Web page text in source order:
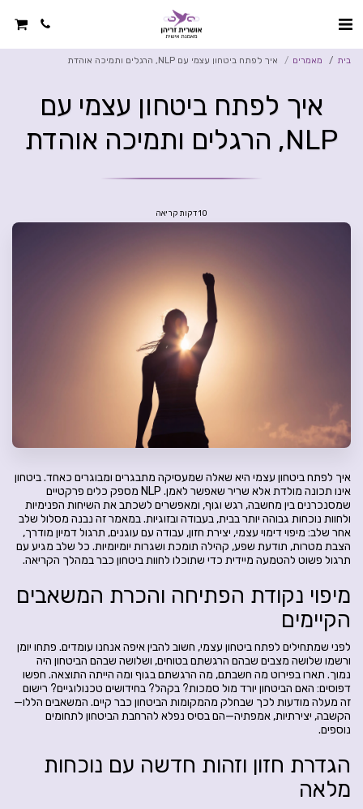
בית מאמרים איך לפתח ביטחון עצמי עם NLP, הרגלים ותמיכה אוהדת
איך לפתח ביטחון עצמי עם
NLP, הרגלים ותמיכה אוהדת
10 דקות קריאה
איך לפתח ביטחון עצמי היא שאלה שמעסיקה מתבגרים ומבוגרים כאחד. ביטחון
אינו תכונה מולדת אלא שריר שאפשר לאמן. NLP מספק כלים פרקטיים
שמסנכרנים בין מחשבה, רגש וגוף, ומאפשרים לשכתב את השיחות הפנימיות
ולחוות נוכחות גבוהה יותר בבית, בעבודה ובזוגיות. במאמר זה נבנה מסלול שלב
אחר שלב: מיפוי דימוי עצמי, יצירת חזון, עבודה עם עוגנים, תרגול דמיון מודרך,
הצבת מטרות, תודעת שפע, קהילה תומכת ושגרות יומיומיות. כל שלב מגיע עם
תרגול פשוט להטמעה מיידית כדי שתוכלו לחוות ביטחון כבר במהלך הקריאה.
מיפוי נקודת הפתיחה והכרת המשאבים
הקיימים
לפני שמתחילים לפתח ביטחון עצמי, חשוב להבין איפה אנחנו עומדים. פתחו יומן
ורשמו שלושה מצבים שבהם הרגשתם בטוחים, ושלושה שבהם הביטחון היה
נמוך. תארו בפירוט מה חשבתם, מה הרגשתם בגוף ומה הייתה התוצאה. חפשו
דפוסים: האם הביטחון יורד מול סמכות? בקהל? בחידושים טכנולוגיים? רישום
זה מעלה מודעות לכך שבחלק מהמקומות הביטחון כבר קיים. המשאבים הללו—
הקשבה, יצירתיות, אמפתיה—הם בסיס נפלא להרחבת הביטחון לתחומים
נוספים.
הגדרת חזון וזהות חדשה עם נוכחות
מלאה